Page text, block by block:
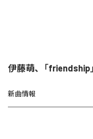
伊藤萌、「friendship
新曲情報